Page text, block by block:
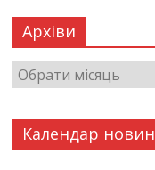
Архіви
Календар новин